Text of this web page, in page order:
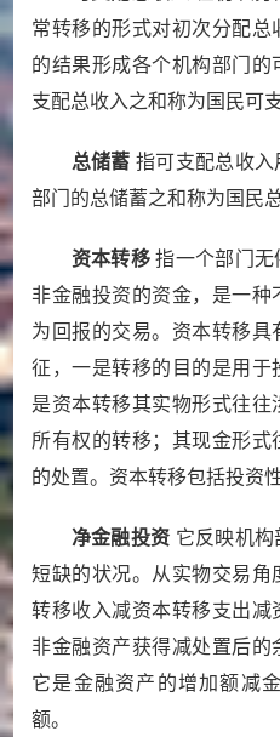
常转移的形式对初次分配
的结果形成各个机构部门
支配总收入之和称为国民可
总储蓄 指可支配总收
部门的总储蓄之和称为国民
资本转移 指一个部门无
非金融投资的资金，是一
为回报的交易。资本转移
征，一是转移的目的是用于
是资本转移其实物形式往
所有权的转移；其现金形
的处置。资本转移包括投资
净金融投资 它反映机
短缺的状况。从实物交易
转移收入减资本转移支出
非金融资产获得减处置后的
它是金融资产的增加额减
额。